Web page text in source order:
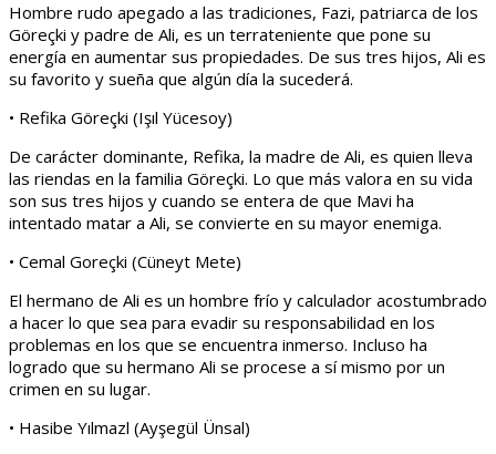
Hombre rudo apegado a las tradiciones, Fazi, patriarca de los
Göreçki y padre de Ali, es un terrateniente que pone su
energía en aumentar sus propiedades. De sus tres hijos, Ali es
su favorito y sueña que algún día la sucederá.
• Refika Göreçki (Işıl Yücesoy)
De carácter dominante, Refika, la madre de Ali, es quien lleva
las riendas en la familia Göreçki. Lo que más valora en su vida
son sus tres hijos y cuando se entera de que Mavi ha
intentado matar a Ali, se convierte en su mayor enemiga.
• Cemal Goreçki (Cüneyt Mete)
El hermano de Ali es un hombre frío y calculador acostumbrado
a hacer lo que sea para evadir su responsabilidad en los
problemas en los que se encuentra inmerso. Incluso ha
logrado que su hermano Ali se procese a sí mismo por un
crimen en su lugar.
• Hasibe Yılmazl (Ayşegül Ünsal)